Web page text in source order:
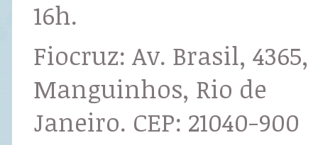
16h.
Fiocruz: Av. Brasil, 4365,
Manguinhos, Rio de
Janeiro. CEP: 21040-900